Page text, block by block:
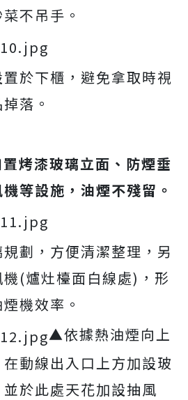
不吊手。
於下櫃，避免拿取時視
落。
烤漆玻璃立面、防煙垂
等設施，油煙不殘留。
劃，方便清潔整理，另
(爐灶檯面白線處)，形
機效率。
▲依據熱油煙向上
動線出入口上方加設玻
於此處天花加設抽風